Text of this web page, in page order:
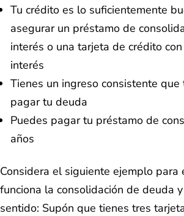
Tu crédito es lo suficientemente
asegurar un préstamo de
interés o una tarjeta de crédito
interés
Tienes un ingreso consistente que
pagar tu deuda
Puedes pagar tu préstamo de
años
Considera el siguiente ejemplo para
funciona la consolidación de deuda
sentido: Supón que tienes tres